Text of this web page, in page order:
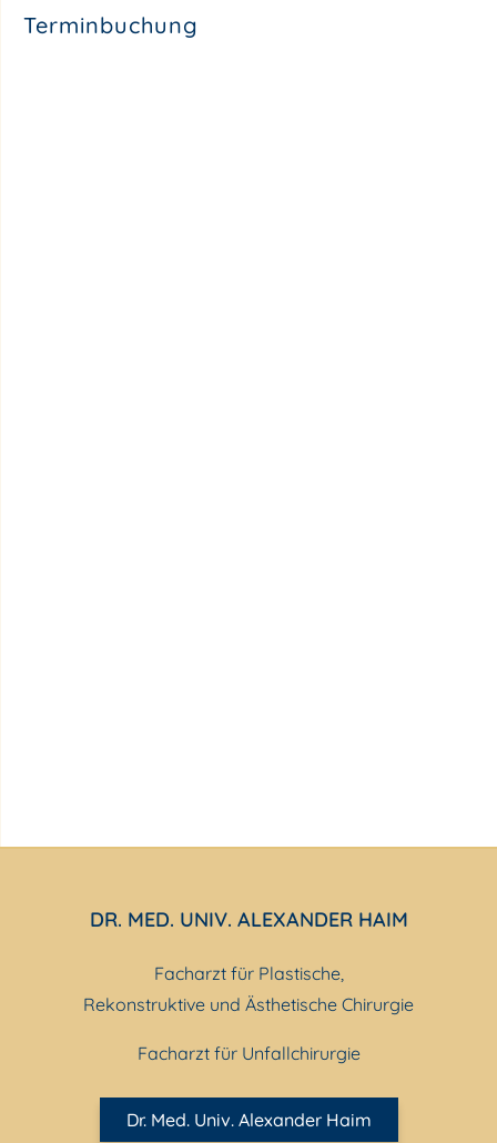
Terminbuchung
DR. MED. UNIV. ALEXANDER HAIM
Facharzt für Plastische,
Rekonstruktive und Ästhetische Chirurgie
Facharzt für Unfallchirurgie
Dr. Med. Univ. Alexander Haim